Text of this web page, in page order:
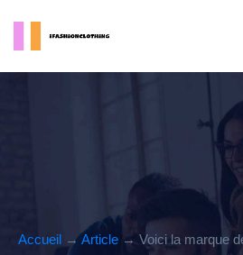
Accueil→Article→ Voici la marque